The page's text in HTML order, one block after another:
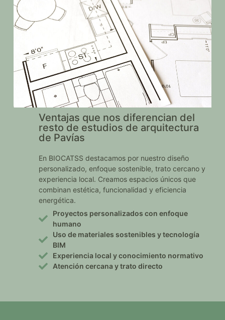
Ventajas que nos diferencian del
resto de estudios de arquitectura
de Pavías
En BIOCATSS destacamos por nuestro diseño
personalizado, enfoque sostenible, trato cercano y
experiencia local. Creamos espacios únicos que
combinan estética, funcionalidad y eficiencia
energética.
Proyectos personalizados con enfoque
humano
Uso de materiales sostenibles y tecnología
BIM
Experiencia local y conocimiento normativo
Atención cercana y trato directo